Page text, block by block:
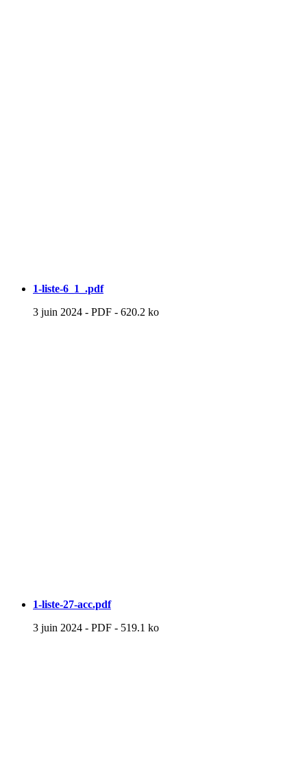
1-liste-6_1_.pdf
3 juin 2024 - PDF - 620.2 ko
1-liste-27-acc.pdf
3 juin 2024 - PDF - 519.1 ko